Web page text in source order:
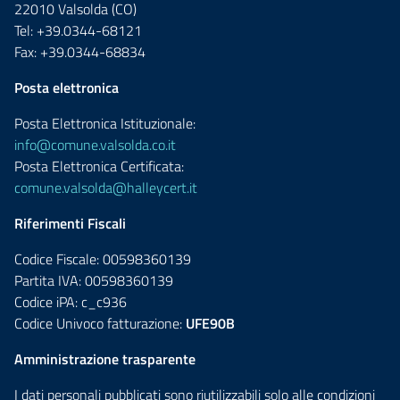
22010 Valsolda (CO)
Tel: +39.0344-68121
Fax: +39.0344-68834
Posta elettronica
Posta Elettronica Istituzionale:
info@comune.valsolda.co.it
Posta Elettronica Certificata:
comune.valsolda@halleycert.it
Riferimenti Fiscali
Codice Fiscale: 00598360139
Partita IVA: 00598360139
Codice iPA: c_c936
Codice Univoco fatturazione: UFE90B
Amministrazione trasparente
I dati personali pubblicati sono riutilizzabili solo alle condizioni